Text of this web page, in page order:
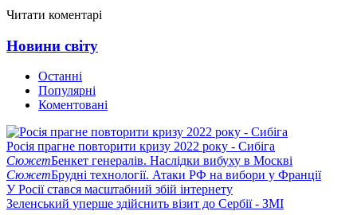
Читати коментарі
Новини світу
Останні
Популярні
Коментовані
Росія прагне повторити кризу 2022 року - Сибіга
СюжетБенкет генералів. Наслідки вибуху в Москві
СюжетБрудні технології. Атаки РФ на вибори у Франції
У Росії стався масштабний збій інтернету
Зеленський уперше здійснить візит до Сербії - ЗМІ